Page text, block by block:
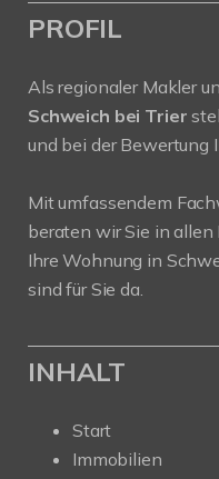
PROFIL
Als regionaler Makler
Schweich bei Trier
und bei der Bewertung
Mit umfassendem
beraten wir Sie in allen
Ihre Wohnung in
sind für Sie da.
INHALT
Start
Immobilien